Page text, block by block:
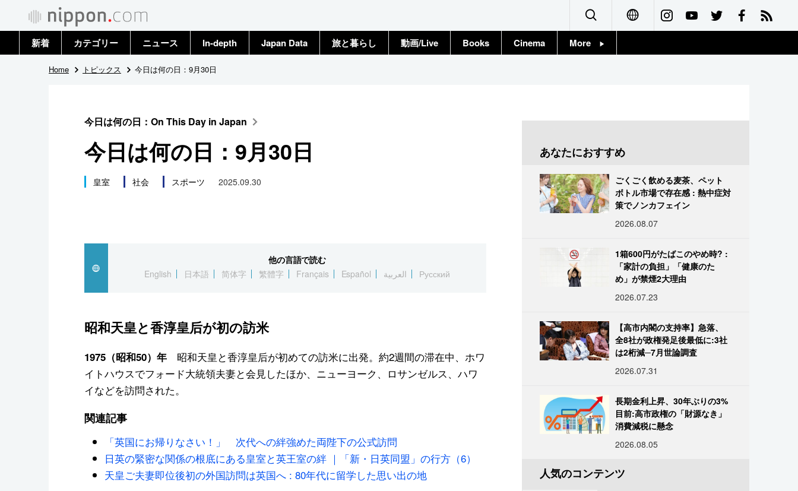
العربية
Русский
新着 カテゴリー
政治・外交
国際
社会
文化
スポーツ・東京2020
ニュース
トップ
In-depth Japan Data 旅と暮らし 動画/Live Books Cinema More
東京
お知らせ
Home トピックス 今日は何の日：9月30日
今日は何の日：On This Day in Japan
今日は何の日：9月30日
皇室 社会 スポーツ 2025.09.30
他の言語で読む
English
日本語 简体字 繁體字 Français Español العربية Русский
昭和天皇と香淳皇后が初の訪米
1975（昭和50）年昭和天皇と香淳皇后が初めての訪米に出発。約2週間の滞在中、ホワ
イトハウスでフォード大統領夫妻と会見したほか、ニューヨーク、ロサンゼルス、ハワ
イなどを訪問された。
関連記事
「英国にお帰りなさい！」 次代への絆強めた両陛下の公式訪問
日英の緊密な関係の根底にある皇室と英王室の絆 ｜「新・日英同盟」の行方（6）
天皇ご夫妻即位後初の外国訪問は英国へ : 80年代に留学した思い出の地
あなたにおすすめ
ごくごく飲める麦茶、ペット
ボトル市場で存在感 : 熱中症対
策でノンカフェイン
2026.08.07
1箱600円がたばこのやめ時? :
「家計の負担」「健康のた
め」が禁煙2大理由
2026.07.23
【高市内閣の支持率】急落、
全8社が政権発足後最低に:3社
は2桁減─7月世論調査
2026.07.31
長期金利上昇、30年ぶりの3%
目前:高市政権の「財源なき」
消費減税に懸念
2026.08.05
人気のコンテンツ